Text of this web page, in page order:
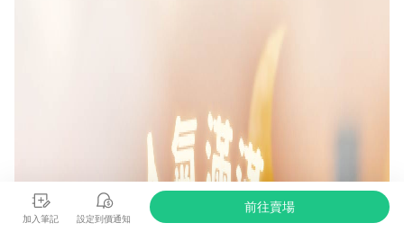
加入筆記 設定到價通知
前往賣場